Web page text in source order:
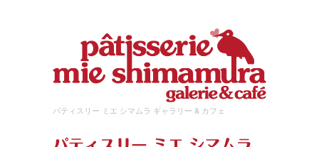
パティスリー ミエ シマムラ ギャラリー & カフェ